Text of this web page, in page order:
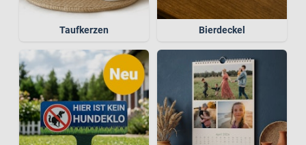
Taufkerzen Bierdeckel